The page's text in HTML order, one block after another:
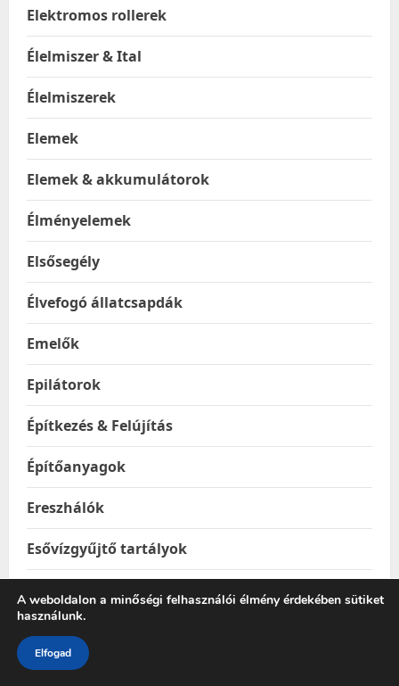
Elektromos rollerek
Élelmiszer & Ital
Élelmiszerek
Elemek
Elemek & akkumulátorok
Élményelemek
Elsősegély
Élvefogó állatcsapdák
Emelők
Epilátorok
Építkezés & Felújítás
Építőanyagok
Ereszhálók
Esővízgyűjtő tartályok
Esőztetők és locsolók
Étel melegentartók
A weboldalon a minőségi felhasználói élmény érdekében sütiket
használunk.
Elfogad